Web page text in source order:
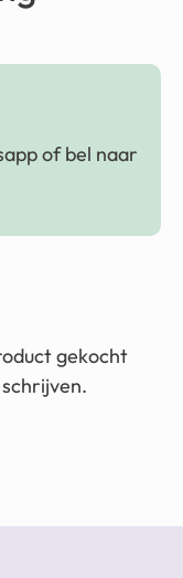
of bel naar
gekocht